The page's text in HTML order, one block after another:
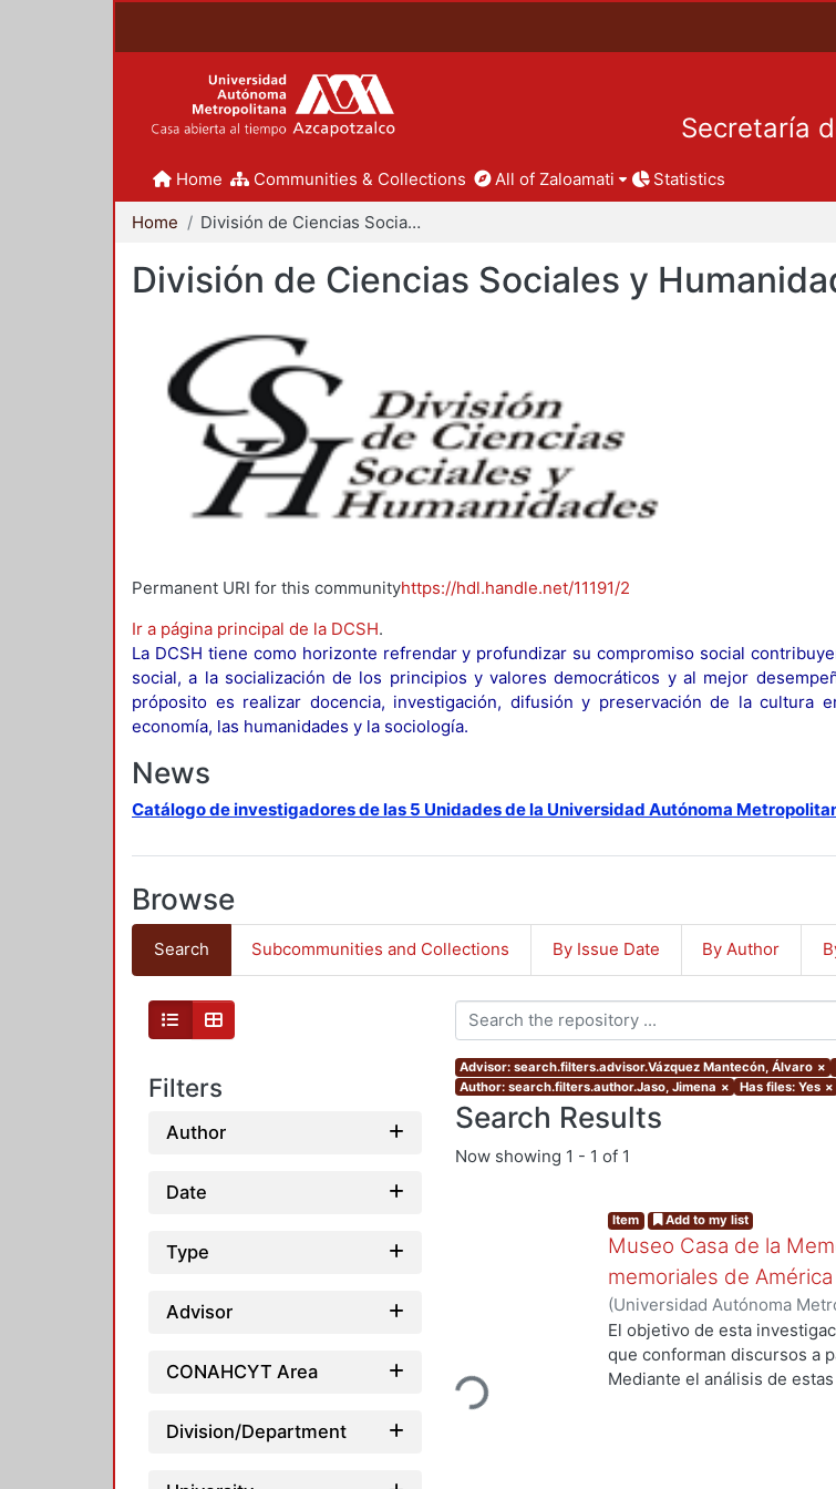
Secretaría
Home Communities & Collections All of Zaloamati Statistics
Home División de Ciencias Sociales y Humanidades
División de Ciencias Sociales y
Permanent URI for this communityhttps://hdl.handle.net/11191/2
Ir a página principal de la DCSH.
La DCSH tiene como horizonte refrendar y profundizar su compromiso social
social, a la socialización de los principios y valores democráticos y al mejor
próposito es realizar docencia, investigación, difusión y preservación de la cultura
economía, las humanidades y la sociología.
News
Catálogo de investigadores de las 5 Unidades de la Universidad Autónoma
Browse
Search Subcommunities and Collections By Issue Date By Author
Filters
Author
Date
Type
Advisor
CONAHCYT Area
Division/Department
Advisor: search.filters.advisor.Vázquez Mantecón, Álvaro ×
Author: search.filters.author.Jaso, Jimena × Has files: Yes ×
Search Results
Now showing 1 - 1 of 1
Loading...
Item Add to my list
Museo Casa de la
memoriales de
(Universidad Autónoma
de Servicios de Información.
El objetivo de esta
que conforman discursos a
Mediante el análisis de